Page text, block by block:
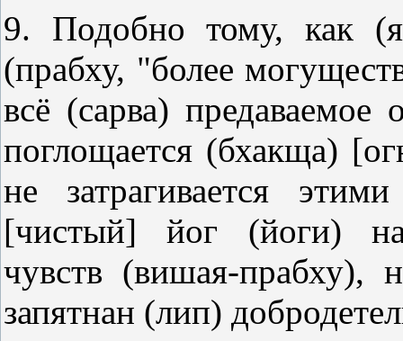
9. Подобно тому, как
(прабху, "более
всё (сарва)
поглощается (бхакща)
не затрагивается
[чистый] йог (йоги)
чувств (вишая-прабху),
запятнан (лип)